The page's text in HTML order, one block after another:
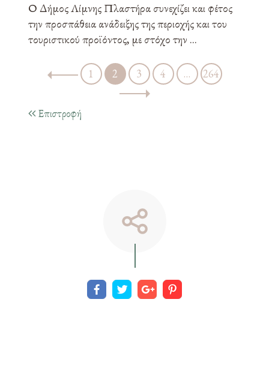
Ο Δήμος Λίμνης Πλαστήρα συνεχίζει και φέτος
την προσπάθεια ανάδειξης της περιοχής και του
τουριστικού προϊόντος, με στόχο την ...
1 2 3 4 … 264
Επιστροφή